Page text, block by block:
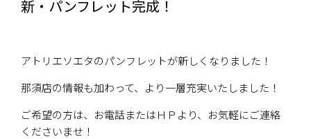
新・パンフレット完成！
アトリエソエタのパンフレットが新しくなりました！
那須店の情報も加わって、より一層充実いたしました！
ご希望の方は、お電話またはＨＰより、お気軽にご連絡
くださいませ！